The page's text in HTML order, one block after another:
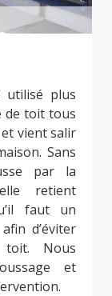
plus
de toit tous
vient salir
Sans
par la
retient
faut un
d’éviter
toit. Nous
et